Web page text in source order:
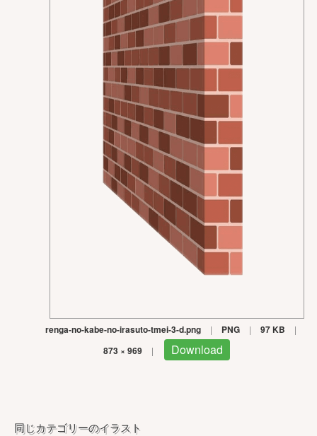
renga-no-kabe-no-irasuto-tmei-3-d.png | PNG | 97 KB |
873 × 969 | Download
同じカテゴリーのイラスト